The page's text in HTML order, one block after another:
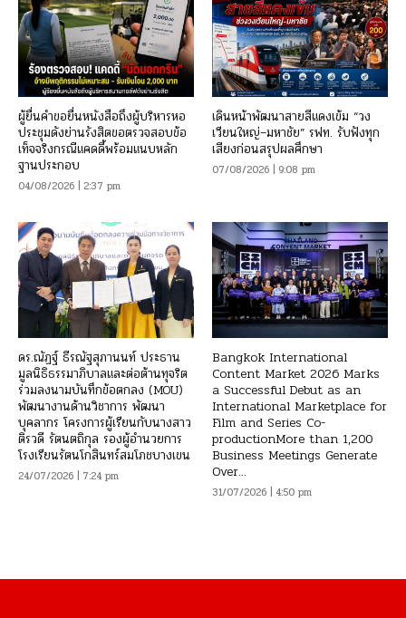
ผู้ยื่นคำขอยื่นหนังสือถึงผู้บริหารหอ
ประชุมดังย่านรังสิตขอตรวจสอบข้อ
เท็จจริงกรณีแคดดี้พร้อมแนบหลัก
ฐานประกอบ
04/08/2026 | 2:37 pm
เดินหน้าพัฒนาสายสีแดงเข้ม “วง
เวียนใหญ่–มหาชัย” รฟท. รับฟังทุก
เสียงก่อนสรุปผลศึกษา
07/08/2026 | 9:08 pm
ดร.ณัฏฐ์ ธีรณัฐสุภานนท์ ประธาน
มูลนิธิธรรมาภิบาลและต่อต้านทุจริต
ร่วมลงนามบันทึกข้อตกลง (MOU)
พัฒนางานด้านวิชาการ พัฒนา
บุคลากร โครงการผู้เรียนกับนางสาว
ติรวดี รัตนตถิกุล รองผู้อำนวยการ
โรงเรียนรัตนโกสินทร์สมโภชบางเขน
24/07/2026 | 7:24 pm
Bangkok International
Content Market 2026 Marks
a Successful Debut as an
International Marketplace for
Film and Series Co-
productionMore than 1,200
Business Meetings Generate
Over...
31/07/2026 | 4:50 pm